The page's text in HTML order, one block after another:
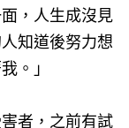
，人生成沒見
知道後努力想
。」
者，之前有試